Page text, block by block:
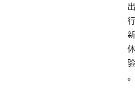
出
行
新
体
验
。